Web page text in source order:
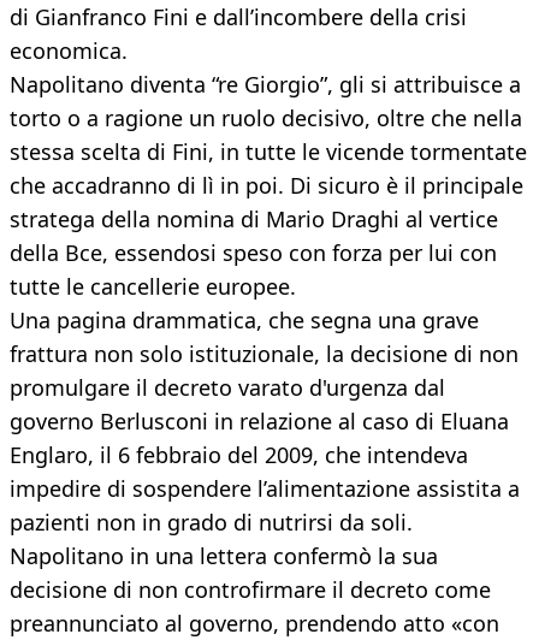
di Gianfranco Fini e dall’incombere della crisi
economica.
Napolitano diventa “re Giorgio”, gli si attribuisce a
torto o a ragione un ruolo decisivo, oltre che nella
stessa scelta di Fini, in tutte le vicende tormentate
che accadranno di lì in poi. Di sicuro è il principale
stratega della nomina di Mario Draghi al vertice
della Bce, essendosi speso con forza per lui con
tutte le cancellerie europee.
Una pagina drammatica, che segna una grave
frattura non solo istituzionale, la decisione di non
promulgare il decreto varato d'urgenza dal
governo Berlusconi in relazione al caso di Eluana
Englaro, il 6 febbraio del 2009, che intendeva
impedire di sospendere l’alimentazione assistita a
pazienti non in grado di nutrirsi da soli.
Napolitano in una lettera confermò la sua
decisione di non controfirmare il decreto come
preannunciato al governo, prendendo atto «con